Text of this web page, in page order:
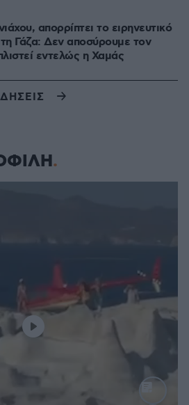
απορρίπτει το ειρηνευτικό
Γάζα: Δεν αποσύρουμε τον
εντελώς η Χαμάς